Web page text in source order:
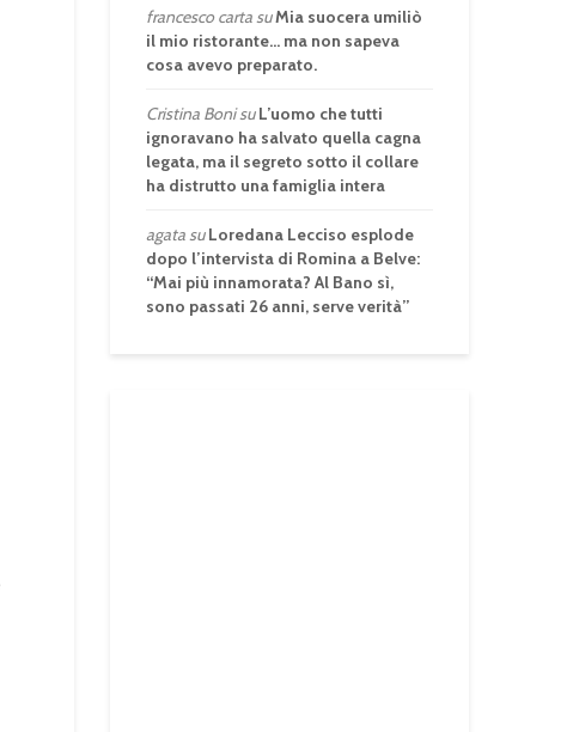
francesco cartasuMia suocera umiliò
il mio ristorante… ma non sapeva
cosa avevo preparato.
Cristina BonisuL’uomo che tutti
ignoravano ha salvato quella cagna
legata, ma il segreto sotto il collare
ha distrutto una famiglia intera
agatasuLoredana Lecciso esplode
dopo l’intervista di Romina a Belve:
“Mai più innamorata? Al Bano sì,
sono passati 26 anni, serve verità”